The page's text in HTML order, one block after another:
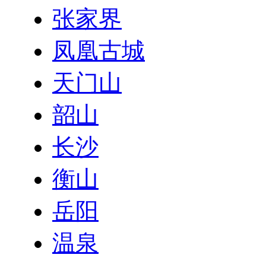
张家界
凤凰古城
天门山
韶山
长沙
衡山
岳阳
温泉